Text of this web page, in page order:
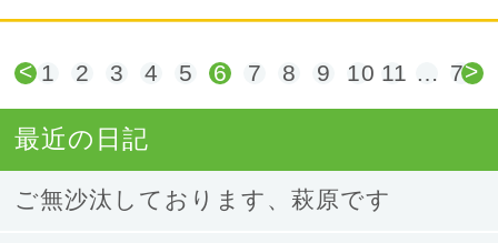
< 1 2 3 4 5 6 7 8 9 10 11 … 71
>
最近の日記
ご無沙汰しております、萩原です